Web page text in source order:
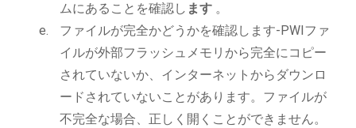
ムにあることを確認し ます 。
ファイルが完全かどうかを確認します-PWIファ
イルが外部フラッシュメモリから完全にコピー
されていないか、インターネットからダウンロ
ードされていないことがあります。ファイルが
不完全な場合、正しく開くことができません。